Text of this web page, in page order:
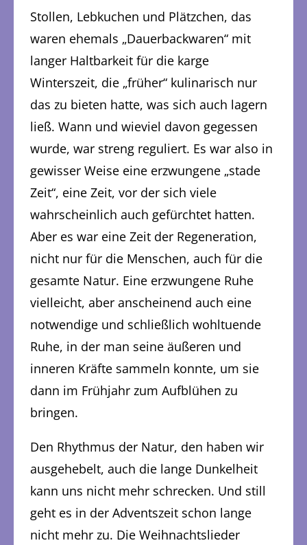
Stollen, Lebkuchen und Plätzchen, das
waren ehemals „Dauerbackwaren“ mit
langer Haltbarkeit für die karge
Winterszeit, die „früher“ kulinarisch nur
das zu bieten hatte, was sich auch lagern
ließ. Wann und wieviel davon gegessen
wurde, war streng reguliert. Es war also in
gewisser Weise eine erzwungene „stade
Zeit“, eine Zeit, vor der sich viele
wahrscheinlich auch gefürchtet hatten.
Aber es war eine Zeit der Regeneration,
nicht nur für die Menschen, auch für die
gesamte Natur. Eine erzwungene Ruhe
vielleicht, aber anscheinend auch eine
notwendige und schließlich wohltuende
Ruhe, in der man seine äußeren und
inneren Kräfte sammeln konnte, um sie
dann im Frühjahr zum Aufblühen zu
bringen.
Den Rhythmus der Natur, den haben wir
ausgehebelt, auch die lange Dunkelheit
kann uns nicht mehr schrecken. Und still
geht es in der Adventszeit schon lange
nicht mehr zu. Die Weihnachtslieder